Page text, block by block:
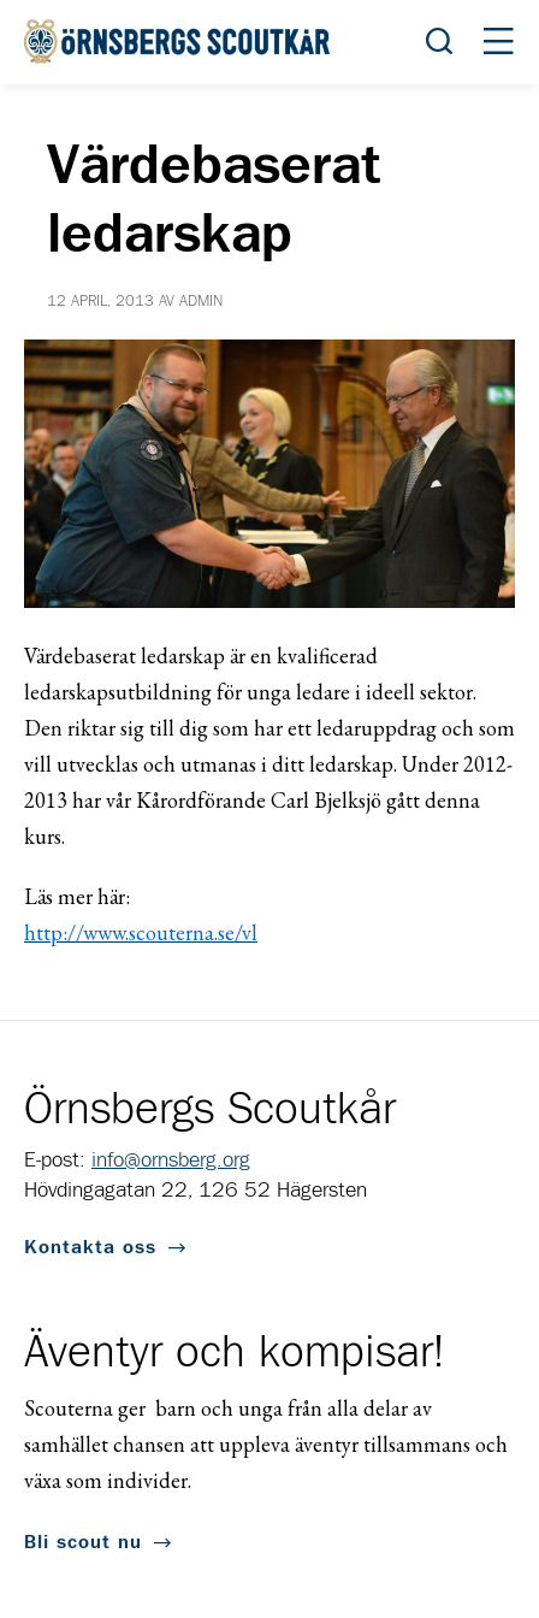
Öppna
Värdebaserat
ledarskap
12 APRIL, 2013 AV ADMIN
Värdebaserat ledarskap är en kvalificerad
ledarskapsutbildning för unga ledare i ideell sektor.
Den riktar sig till dig som har ett ledaruppdrag och som
vill utvecklas och utmanas i ditt ledarskap. Under 2012-
2013 har vår Kårordförande Carl Bjelksjö gått denna
kurs.
Läs mer här:
http://www.scouterna.se/vl
Örnsbergs Scoutkår
E-post: info@ornsberg.org
Hövdingagatan 22, 126 52 Hägersten
Kontakta oss
Äventyr och kompisar!
Scouterna ger barn och unga från alla delar av
samhället chansen att uppleva äventyr tillsammans och
växa som individer.
Bli scout nu